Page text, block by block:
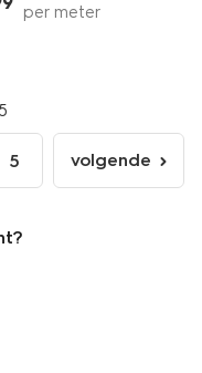
per meter
5
volgende
pagina
volgende